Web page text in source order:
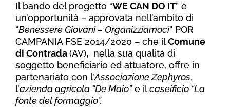
Il bando del progetto “WE CAN DO IT” è
un’opportunità – approvata nell’ambito di
“Benessere Giovani – Organizziamoci” POR
CAMPANIA FSE 2014/2020 – che ilComune
di Contrada(AV), nella sua qualità di
soggetto beneficiario ed attuatore, offre in
partenariato con l’Associazione Zephyros,
l’azienda agricola “De Maio”e ilcaseificio “La
fonte del formaggio”.